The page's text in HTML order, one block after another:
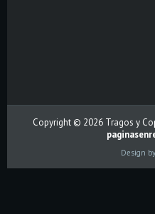
Copyright © 2026 Tragos y
Design by